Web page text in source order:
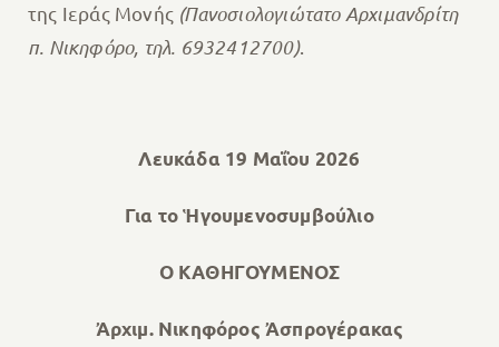
της Ιεράς Μονής (Πανοσιολογιώτατο Αρχιμανδρίτη
π. Νικηφόρο, τηλ. 6932412700).
Λευκάδα 19 Μαΐου 2026
Για το Ἡγουμενοσυμβούλιο
Ο ΚΑΘΗΓΟΥΜΕΝΟΣ
Ἀρχιμ. Νικηφόρος Ἀσπρογέρακας